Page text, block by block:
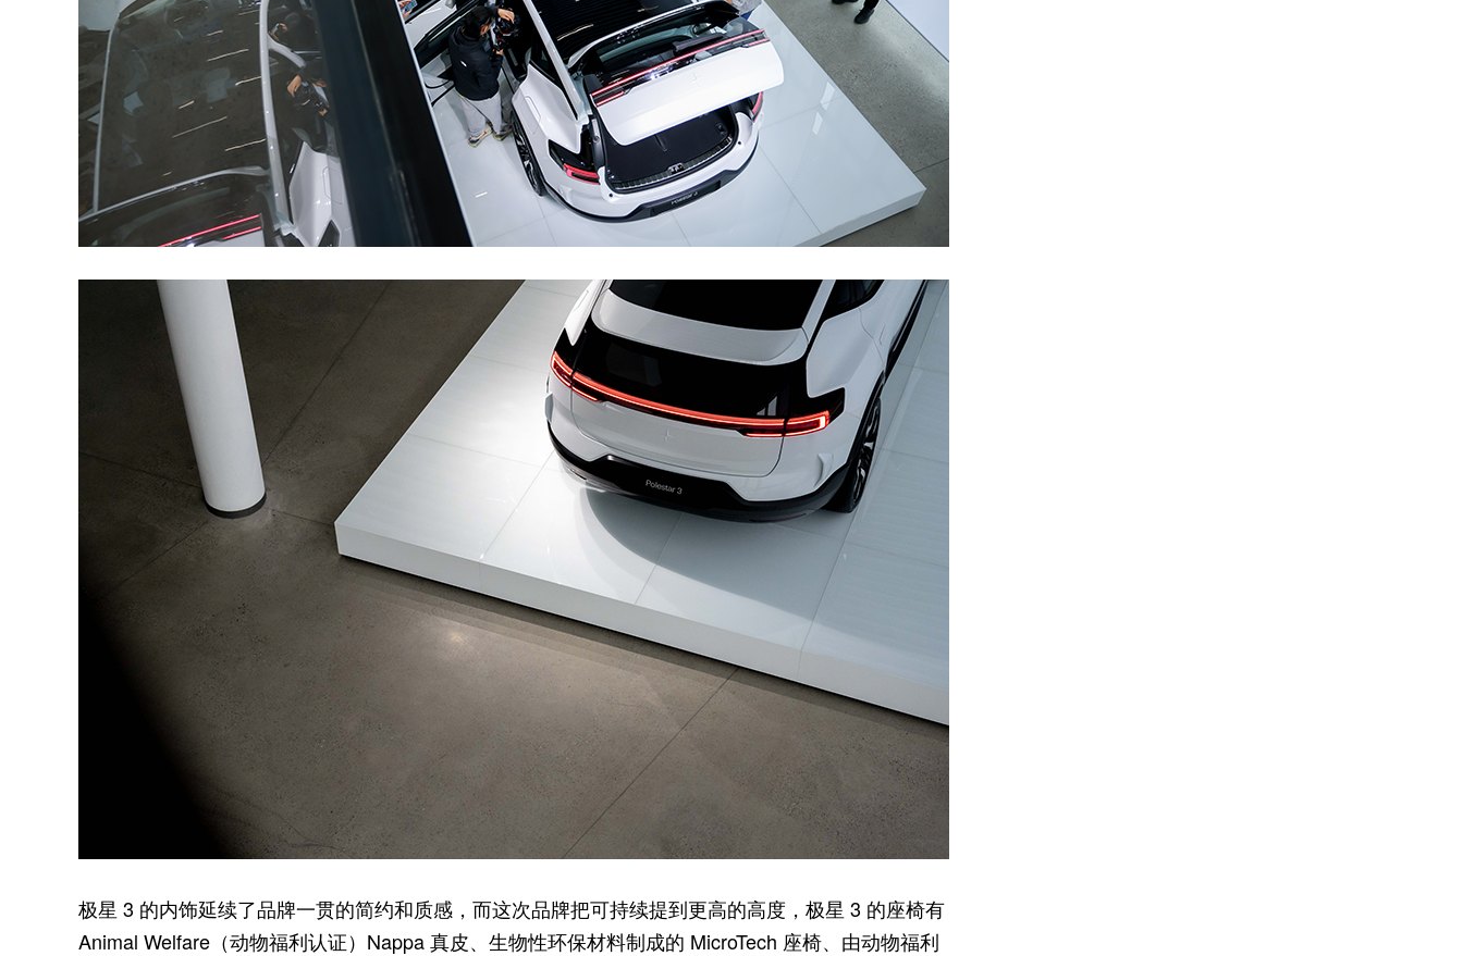
极星 3 的内饰延续了品牌一贯的简约和质感，而这次品牌把可持续提到更高的高度，极星 3 的座椅有
Animal Welfare（动物福利认证）Nappa 真皮、生物性环保材料制成的 MicroTech 座椅、由动物福利